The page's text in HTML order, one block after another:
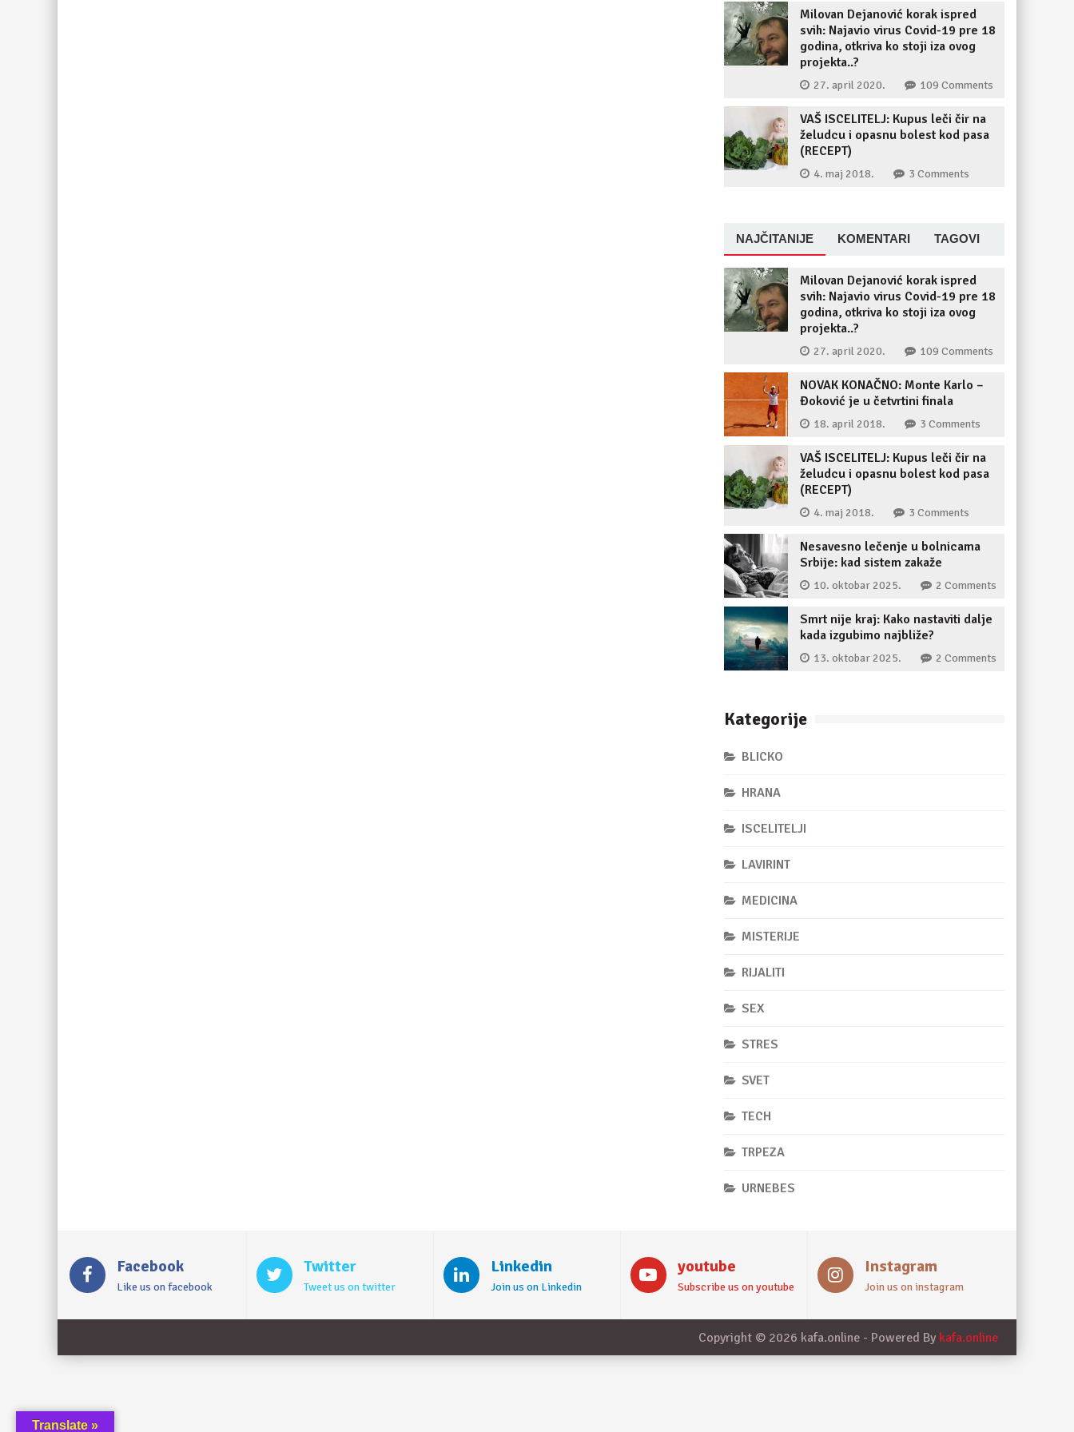
Milovan Dejanović korak ispred
svih: Najavio virus Covid-19 pre 18
godina, otkriva ko stoji iza ovog
projekta..?
27. april 2020. 109 Comments
VAŠ ISCELITELJ: Kupus leči čir na
želudcu i opasnu bolest kod pasa
(RECEPT)
4. maj 2018. 3 Comments
NAJČITANIJE KOMENTARI TAGOVI
Milovan Dejanović korak ispred
svih: Najavio virus Covid-19 pre 18
godina, otkriva ko stoji iza ovog
projekta..?
27. april 2020. 109 Comments
NOVAK KONAČNO: Monte Karlo –
Đoković je u četvrtini finala
18. april 2018. 3 Comments
VAŠ ISCELITELJ: Kupus leči čir na
želudcu i opasnu bolest kod pasa
(RECEPT)
4. maj 2018. 3 Comments
Nesavesno lečenje u bolnicama
Srbije: kad sistem zakaže
10. oktobar 2025. 2 Comments
Smrt nije kraj: Kako nastaviti dalje
kada izgubimo najbliže?
13. oktobar 2025. 2 Comments
Kategorije
BLICKO
HRANA
ISCELITELJI
LAVIRINT
MEDICINA
MISTERIJE
RIJALITI
SEX
STRES
SVET
TECH
TRPEZA
URNEBES
Facebook
Like us on facebook
Twitter
Tweet us on twitter
Linkedin
Join us on Linkedin
youtube
Subscribe us on youtube
Instagram
Join us on instagram
Copyright © 2026 kafa.online - Powered By kafa.online
Translate »